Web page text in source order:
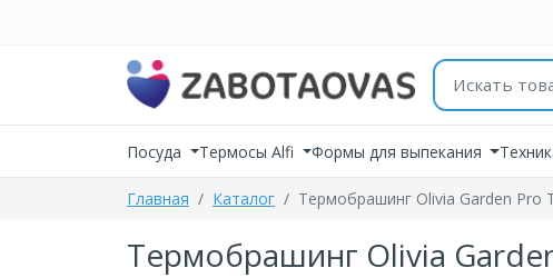
Поиск
Посуда Термосы Alfi Формы для выпекания
Главная Каталог Термобрашинг Olivia Garden Pro
Термобрашинг Olivia